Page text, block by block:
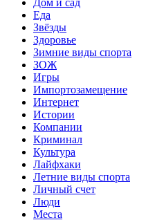
Еда
Звёзды
Здоровье
Зимние виды спорта
ЗОЖ
Игры
Импортозамещение
Интернет
Истории
Компании
Криминал
Культура
Лайфхаки
Летние виды спорта
Личный счет
Люди
Места